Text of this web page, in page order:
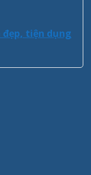
đẹp, tiện dụng